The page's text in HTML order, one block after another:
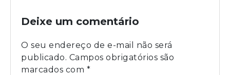
Deixe um comentário
O seu endereço de e-mail não será
publicado. Campos obrigatórios são
marcados com *